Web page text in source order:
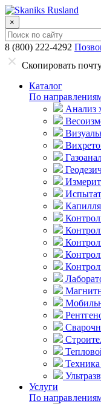
×
8 (800) 222-4292
Скопировать
Каталог
По
Анализ
Услуги
По